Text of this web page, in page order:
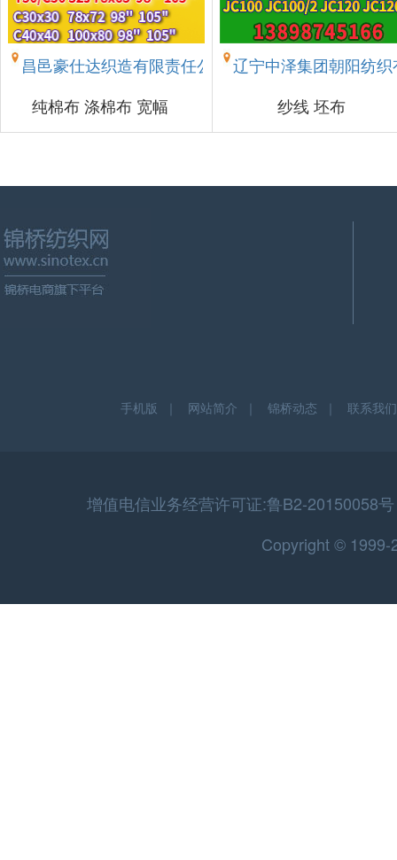
昌邑豪仕达织造有限责任公司
纯棉布 涤棉布 宽幅
辽宁中泽集团朝阳纺
纱线 坯布
手机版 ｜ 网站简介 ｜ 锦桥动态 ｜ 联系我们
增值电信业务经营许可证:鲁B2-
Copyright © 1999-